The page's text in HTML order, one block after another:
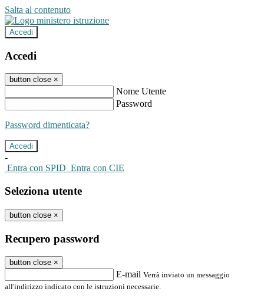
Salta al contenuto
Accedi
Accedi
button close ×
Nome Utente
Password
Password dimenticata?
-
Entra con SPID Entra con CIE
Seleziona utente
button close ×
Recupero password
button close ×
E-mail Verrà inviato un messaggio
all'indirizzo indicato con le istruzioni necessarie.